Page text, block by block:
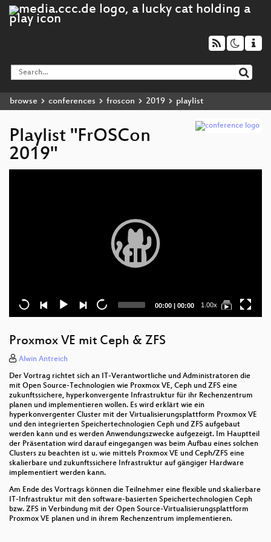
browse conferences froscon 2019 playlist
Playlist "FrOSCon
2019"
Current
00:00 | Total
00:00 1.00x
Proxmox VE mit Ceph & ZFS
Alwin Antreich
Der Vortrag richtet sich an IT-Verantwortliche und Administratoren die
mit Open Source-Technologien wie Proxmox VE, Ceph und ZFS eine
zukunftssichere, hyperkonvergente Infrastruktur für ihr Rechenzentrum
planen und implementieren wollen. Es wird erklärt wie ein
hyperkonvergenter Cluster mit der Virtualisierungsplattform Proxmox VE
und den integrierten Speichertechnologien Ceph und ZFS aufgebaut
werden kann und es werden Anwendungszwecke aufgezeigt. Im Hauptteil
der Präsentation wird darauf eingegangen was beim Aufbau eines solchen
Clusters zu beachten ist u. wie mittels Proxmox VE und Ceph/ZFS eine
skalierbare und zukunftssichere Infrastruktur auf gängiger Hardware
implementiert werden kann.
Am Ende des Vortrags können die Teilnehmer eine flexible und skalierbare
IT-Infrastruktur mit den software-basierten Speichertechnologien Ceph
bzw. ZFS in Verbindung mit der Open Source-Virtualisierungsplattform
Proxmox VE planen und in ihrem Rechenzentrum implementieren.